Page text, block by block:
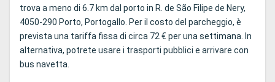
trova a meno di 6.7 km dal porto in R. de São Filipe de Nery,
4050-290 Porto, Portogallo. Per il costo del parcheggio, è
prevista una tariffa fissa di circa 72 € per una settimana. In
alternativa, potrete usare i trasporti pubblici e arrivare con
bus navetta.